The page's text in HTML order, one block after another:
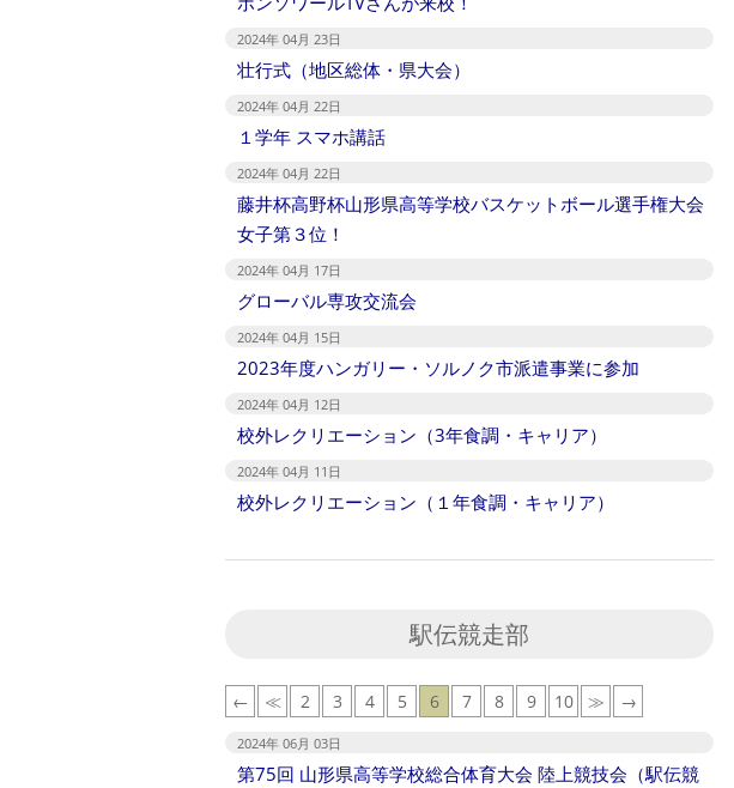
2024年 04月 23日
壮行式（地区総体・県大会）
2024年 04月 22日
１学年 スマホ講話
2024年 04月 22日
藤井杯高野杯山形県高等学校バスケットボール選手権大会
女子第３位！
2024年 04月 17日
グローバル専攻交流会
2024年 04月 15日
2023年度ハンガリー・ソルノク市派遣事業に参加
2024年 04月 12日
校外レクリエーション（3年食調・キャリア）
2024年 04月 11日
校外レクリエーション（１年食調・キャリア）
駅伝競走部
← ≪ 2 3 4 5 6 7 8 9 10 ≫ →
2024年 06月 03日
第75回 山形県高等学校総合体育大会 陸上競技会（駅伝競